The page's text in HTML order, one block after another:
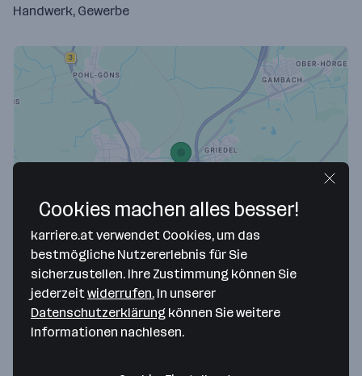
Handwerk, Gewerbe
Map data ©2026 Google
RMG Messtechnik GmbH
Otto-Hahn-Straße 5
35510 Butzbach— Route berechnen
Webseite
Cookies machen alles besser!
karriere.at verwendet Cookies, um das
bestmögliche Nutzererlebnis für Sie
sicherzustellen. Ihre Zustimmung können Sie
jederzeit widerrufen. In unserer
Datenschutzerklärung können Sie weitere
Informationen nachlesen.